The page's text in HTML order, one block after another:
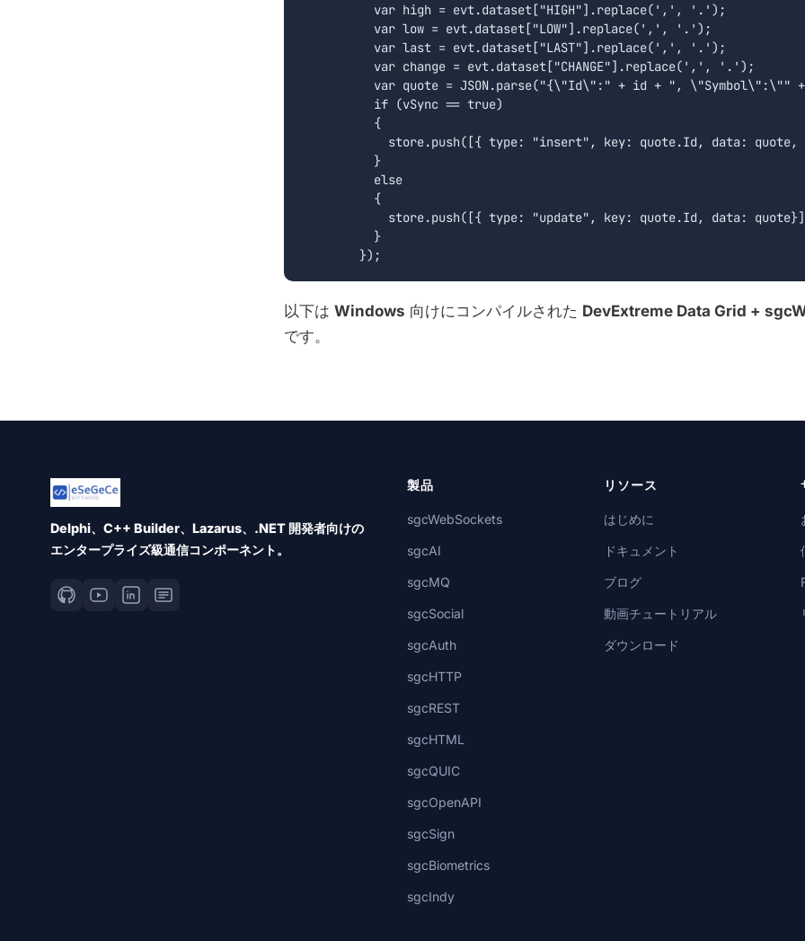
以下は Windows 向けにコンパイルされた DevExtreme Data Grid +
です。
Delphi、C++ Builder、Lazarus、.NET 開発者向けの
エンタープライズ級通信コンポーネント。
製品
sgcWebSockets
sgcAI
sgcMQ
sgcSocial
sgcAuth
sgcHTTP
sgcREST
sgcHTML
sgcQUIC
sgcOpenAPI
sgcSign
sgcBiometrics
sgcIndy
リソース
はじめに
ドキュメント
ブログ
動画チュートリアル
ダウンロード